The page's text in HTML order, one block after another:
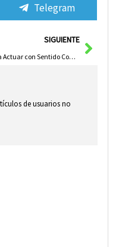
Telegram
SIGUIENTE
Toconar Insta a Ávarez del PP de Toledo y Talavera a Actuar con Sentido Común Frente al AVE a Lisboa y Marcar Distancia con Vox Según el PSOE de Castilla-La Mancha
de usuarios no